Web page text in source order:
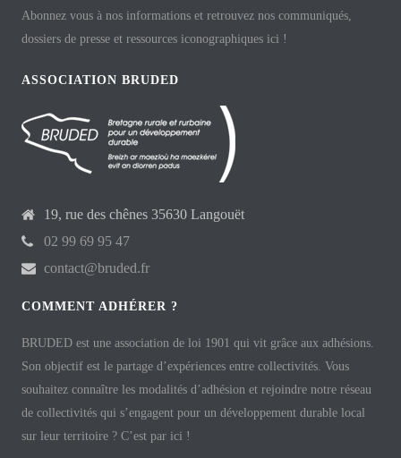
Abonnez vous à nos informations et retrouvez nos communiqués,
dossiers de presse et ressources iconographiques ici !
ASSOCIATION BRUDED
19, rue des chênes 35630 Langouët
02 99 69 95 47
contact@bruded.fr
COMMENT ADHÉRER ?
BRUDED est une association de loi 1901 qui vit grâce aux adhésions.
Son objectif est le partage d’expériences entre collectivités. Vous
souhaitez connaître les modalités d’adhésion et rejoindre notre réseau
de collectivités qui s’engagent pour un développement durable local
sur leur territoire ? C’est par ici !